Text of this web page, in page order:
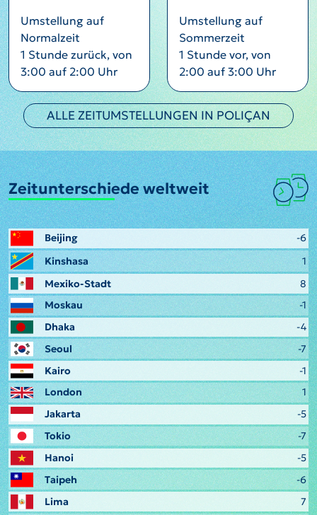
Umstellung auf
Normalzeit
1 Stunde zurück, von
3:00 auf 2:00 Uhr
Umstellung auf
Sommerzeit
1 Stunde vor, von
2:00 auf 3:00 Uhr
ALLE ZEITUMSTELLUNGEN IN POLIÇAN
Zeitunterschiede weltweit
Beijing
-6
Kinshasa
1
Mexiko-Stadt
8
Moskau
-1
Dhaka
-4
Seoul
-7
Kairo
-1
London
1
Jakarta
-5
Tokio
-7
Hanoi
-5
Taipeh
-6
Lima
7